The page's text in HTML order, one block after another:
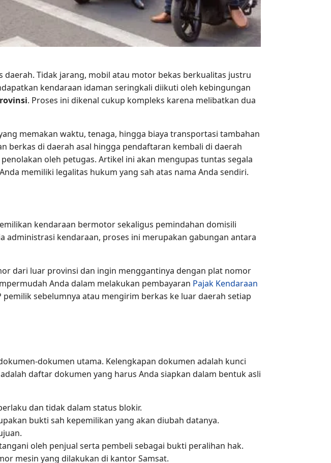
Tidak jarang, mobil atau motor bekas berkualitas justru
kendaraan idaman seringkali diikuti oleh kebingungan
. Proses ini dikenal cukup kompleks karena melibatkan dua
memakan waktu, tenaga, hingga biaya transportasi tambahan
berkas di daerah asal hingga pendaftaran kembali di daerah
oleh petugas. Artikel ini akan mengupas tuntas segala
memiliki legalitas hukum yang sah atas nama Anda sendiri.
kendaraan bermotor sekaligus pemindahan domisili
administrasi kendaraan, proses ini merupakan gabungan antara
dari luar provinsi dan ingin menggantinya dengan plat nomor
Anda dalam melakukan pembayaran Pajak Kendaraan
sebelumnya atau mengirim berkas ke luar daerah setiap
dokumen utama. Kelengkapan dokumen adalah kunci
daftar dokumen yang harus Anda siapkan dalam bentuk asli
dan tidak dalam status blokir.
bukti sah kepemilikan yang akan diubah datanya.
oleh penjual serta pembeli sebagai bukti peralihan hak.
mesin yang dilakukan di kantor Samsat.